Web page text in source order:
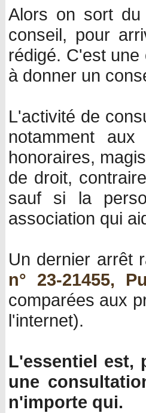
Alors on sort
conseil, pour
rédigé. C'est
à donner un
L'activité de
notamment
honoraires,
de droit,
sauf si la
association qui
Un dernier arrêt
n° 23-21455,
comparées aux
l'internet).
L'essentiel est,
une
n'importe qui.